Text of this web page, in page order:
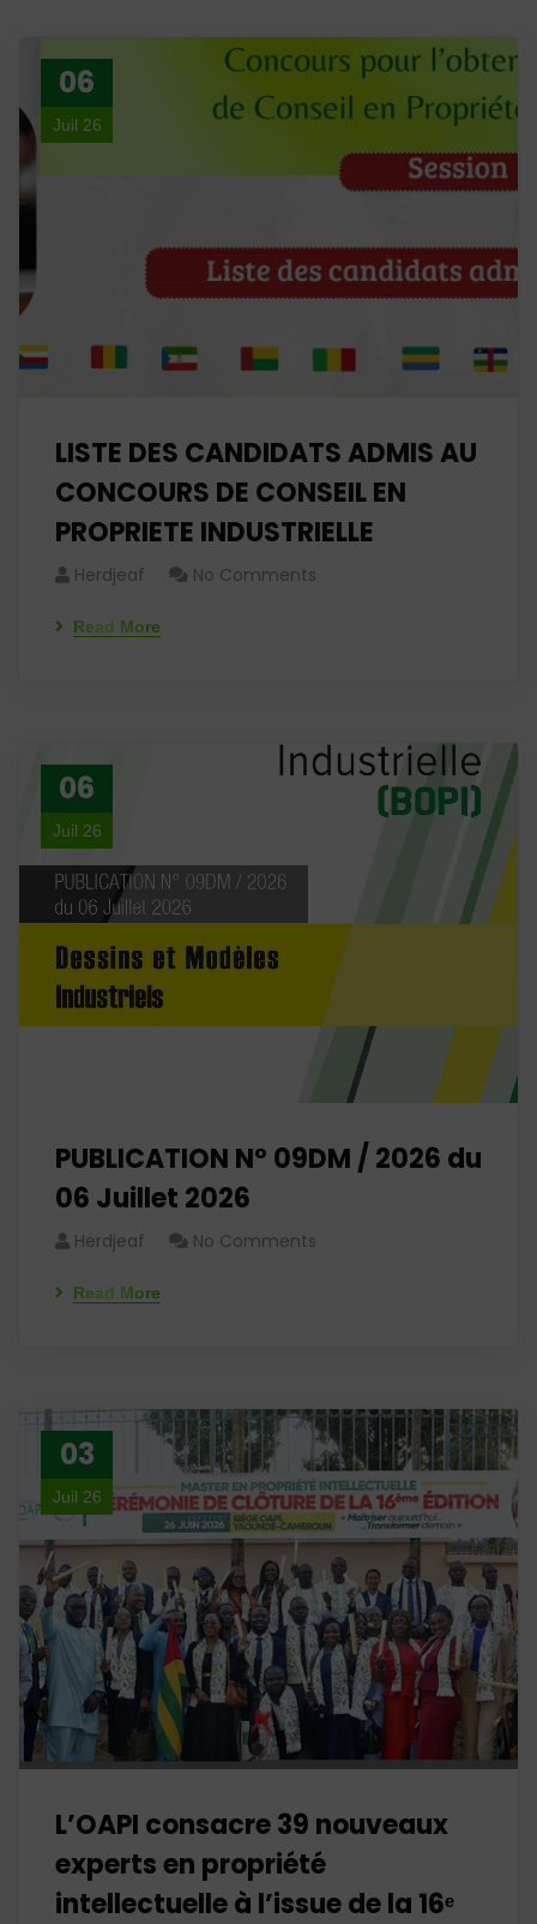
06
Juil 26
LISTE DES CANDIDATS ADMIS AU
CONCOURS DE CONSEIL EN
PROPRIETE INDUSTRIELLE
Herdjeaf No Comments
Read More
06
Juil 26
PUBLICATION N° 09DM / 2026 du
06 Juillet 2026
Herdjeaf No Comments
Read More
03
Juil 26
L’OAPI consacre 39 nouveaux
experts en propriété
intellectuelle à l’issue de la 16ᵉ